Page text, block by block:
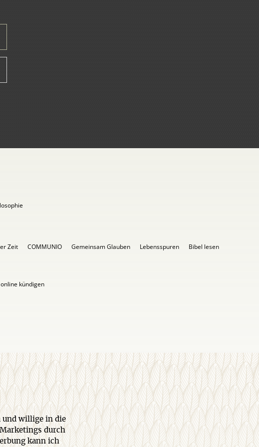
Zeit COMMUNIO Gemeinsam Glauben Lebensspuren
Bibel lesen
kündigen
und willige in die
durch
kann ich